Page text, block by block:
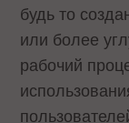
будь то
или более
рабочий